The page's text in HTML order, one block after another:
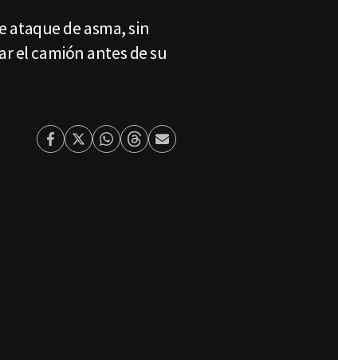
de asma, sin
el camión antes de su
Facebook
TwitterWhatsapp
ThreadsEnviar